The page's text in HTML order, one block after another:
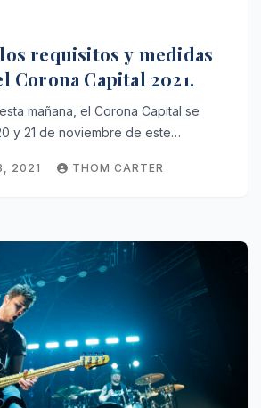
requisitos y medidas
Corona Capital 2021.
mañana, el Corona Capital se
y 21 de noviembre de este…
2021 THOM CARTER